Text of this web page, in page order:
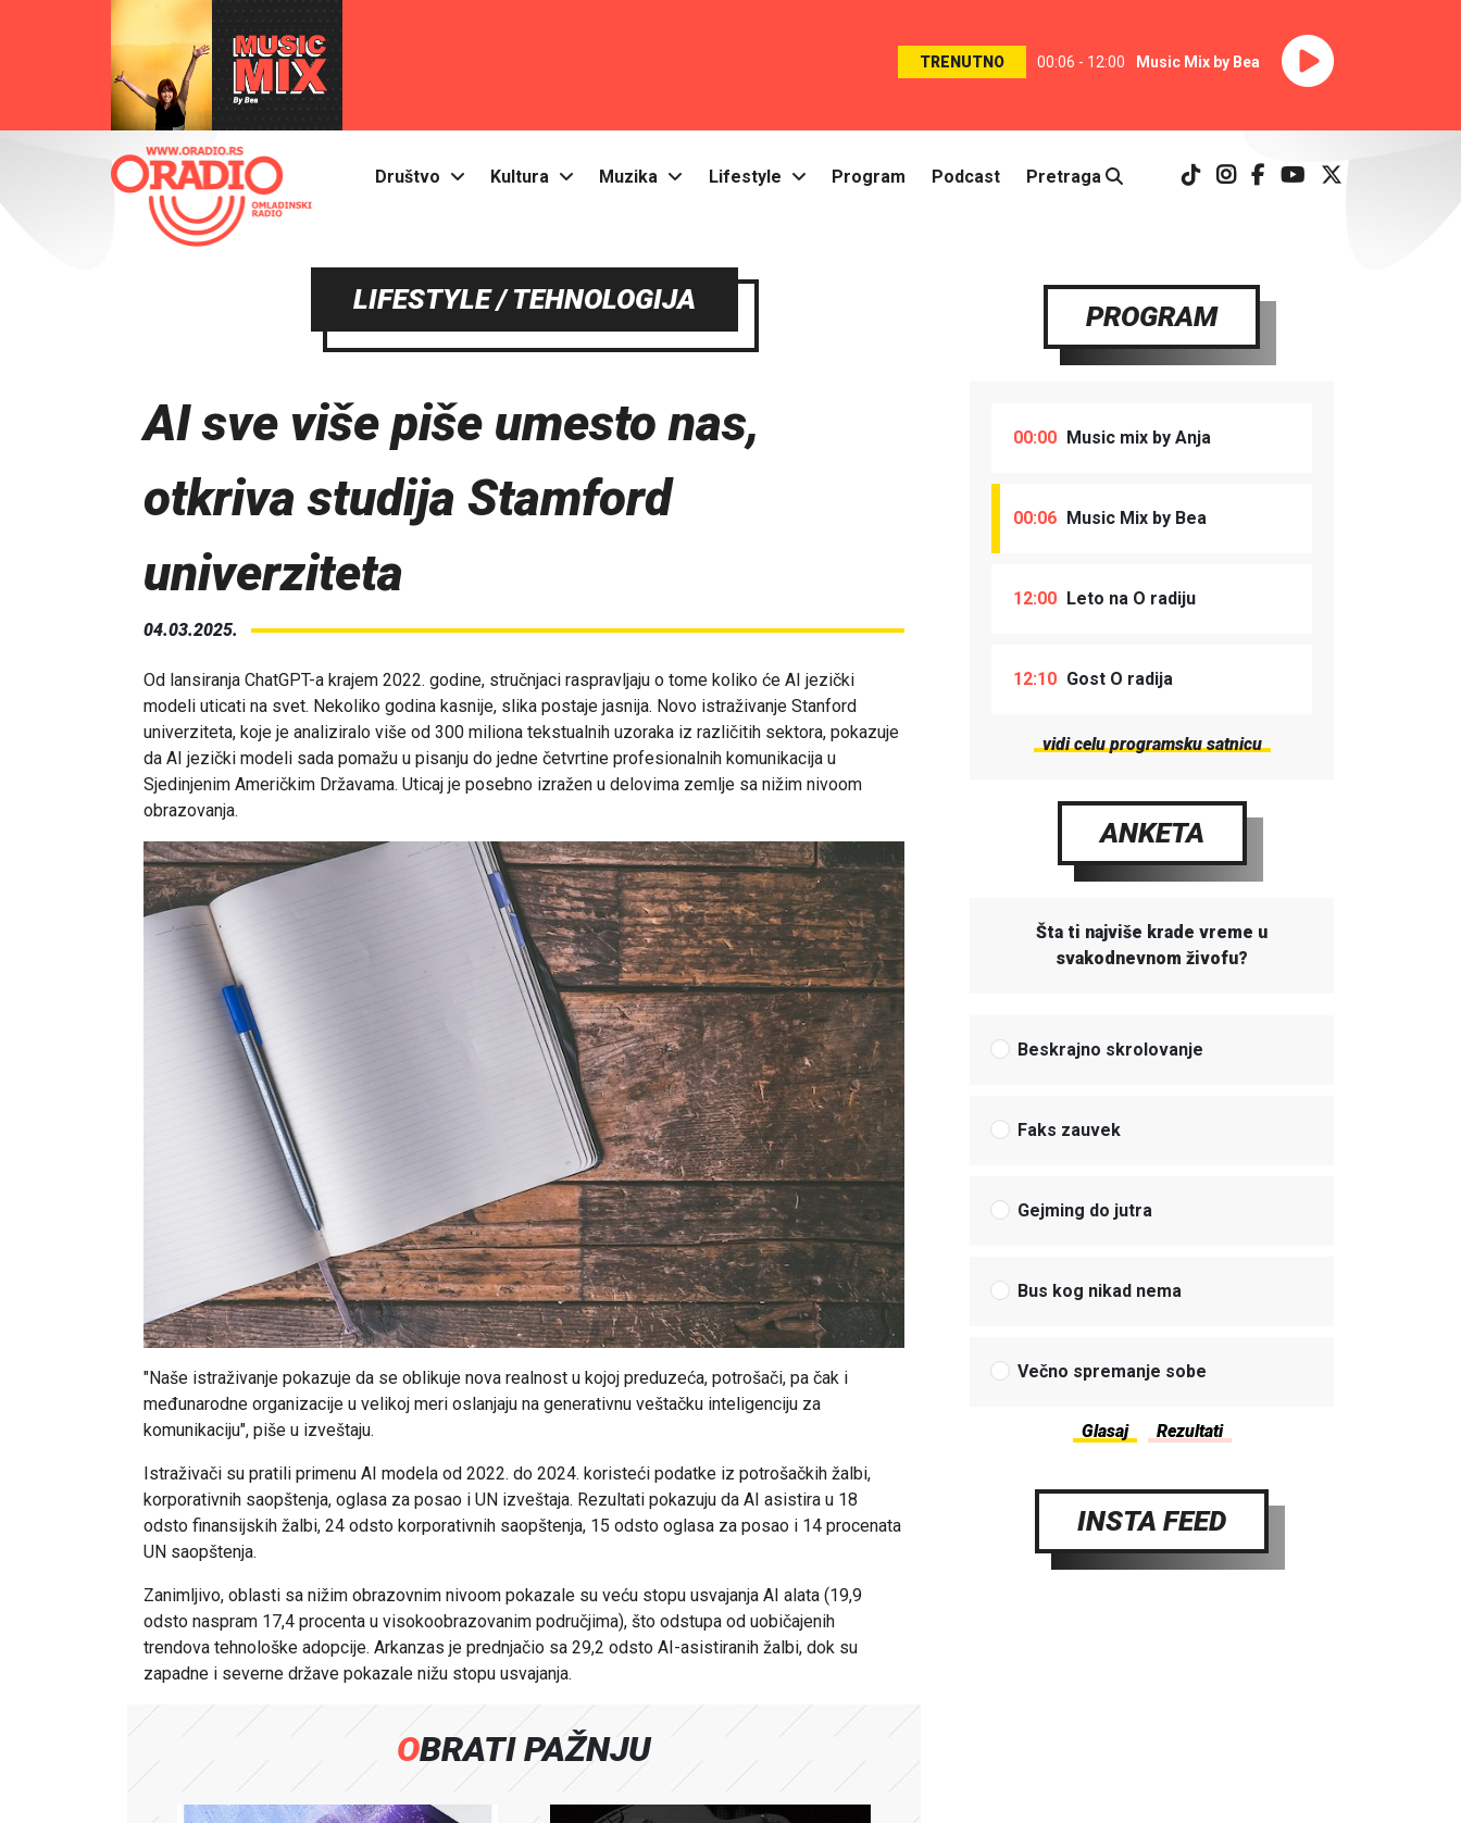
TRENUTNO 00:06 - 12:00 Music Mix by Bea
Društvo Kultura Muzika Lifestyle Program Podcast Pretraga
LIFESTYLE / TEHNOLOGIJA
AI sve više piše umesto nas,
otkriva studija Stamford
univerziteta
04.03.2025.
Od lansiranja ChatGPT-a krajem 2022. godine, stručnjaci raspravljaju o tome koliko će AI jezički
modeli uticati na svet. Nekoliko godina kasnije, slika postaje jasnija. Novo istraživanje Stanford
univerziteta, koje je analiziralo više od 300 miliona tekstualnih uzoraka iz različitih sektora, pokazuje
da AI jezički modeli sada pomažu u pisanju do jedne četvrtine profesionalnih komunikacija u
Sjedinjenim Američkim Državama. Uticaj je posebno izražen u delovima zemlje sa nižim nivoom
obrazovanja.
"Naše istraživanje pokazuje da se oblikuje nova realnost u kojoj preduzeća, potrošači, pa čak i
međunarodne organizacije u velikoj meri oslanjaju na generativnu veštačku inteligenciju za
komunikaciju", piše u izveštaju.
Istraživači su pratili primenu AI modela od 2022. do 2024. koristeći podatke iz potrošačkih žalbi,
korporativnih saopštenja, oglasa za posao i UN izveštaja. Rezultati pokazuju da AI asistira u 18
odsto finansijskih žalbi, 24 odsto korporativnih saopštenja, 15 odsto oglasa za posao i 14 procenata
UN saopštenja.
Zanimljivo, oblasti sa nižim obrazovnim nivoom pokazale su veću stopu usvajanja AI alata (19,9
odsto naspram 17,4 procenta u visokoobrazovanim područjima), što odstupa od uobičajenih
trendova tehnološke adopcije. Arkanzas je prednjačio sa 29,2 odsto AI-asistiranih žalbi, dok su
zapadne i severne države pokazale nižu stopu usvajanja.
OBRATI PAŽNJU
PROGRAM
00:00 Music mix by Anja
00:06 Music Mix by Bea
12:00 Leto na O radiju
12:10 Gost O radija
vidi celu programsku satnicu
ANKETA
Šta ti najviše krade vreme u
svakodnevnom živofu?
Beskrajno skrolovanje
Faks zauvek
Gejming do jutra
Bus kog nikad nema
Večno spremanje sobe
INSTA FEED